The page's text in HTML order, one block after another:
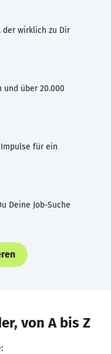
der wirklich zu Dir
und über 20.000
für ein
Deine Job-Suche
von A bis Z